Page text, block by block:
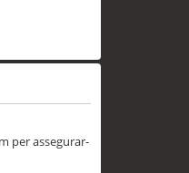
per assegurar-